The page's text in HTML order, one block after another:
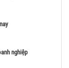
nghiệp